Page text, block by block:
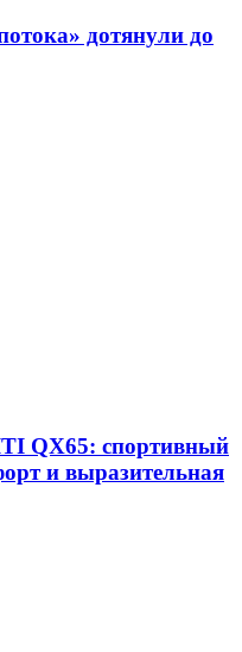
дотянули до
QX65: спортивный
и выразительная